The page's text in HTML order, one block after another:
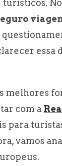
essa
melhores
com a
para
vamos